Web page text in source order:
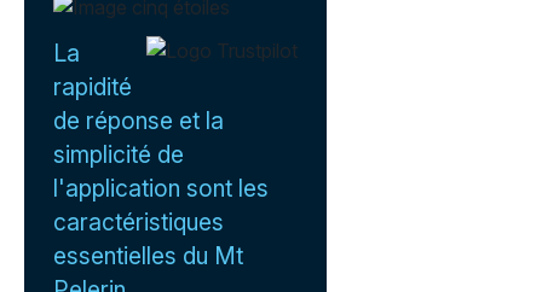
La
rapidité
de réponse et la
simplicité de
l'application sont les
caractéristiques
essentielles du Mt